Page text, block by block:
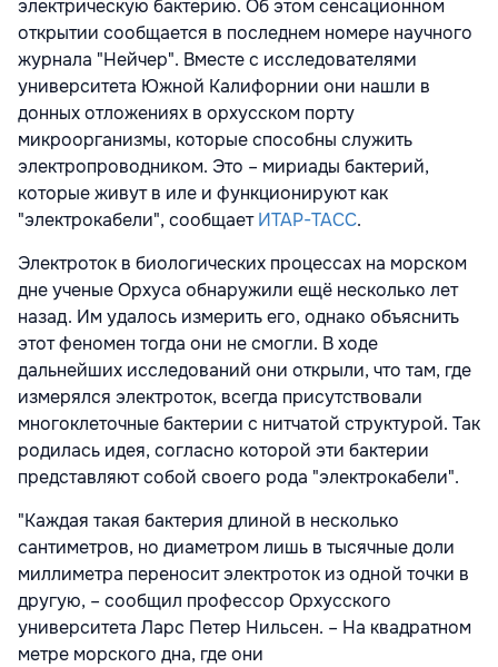
электрическую бактерию. Об этом сенсационном
открытии сообщается в последнем номере научного
журнала "Нейчер". Вместе с исследователями
университета Южной Калифорнии они нашли в
донных отложениях в орхусском порту
микроорганизмы, которые способны служить
электропроводником. Это – мириады бактерий,
которые живут в иле и функционируют как
"электрокабели", сообщаетИТАР-ТАСС.
Электроток в биологических процессах на морском
дне ученые Орхуса обнаружили ещё несколько лет
назад. Им удалось измерить его, однако объяснить
этот феномен тогда они не смогли. В ходе
дальнейших исследований они открыли, что там, где
измерялся электроток, всегда присутствовали
многоклеточные бактерии с нитчатой структурой. Так
родилась идея, согласно которой эти бактерии
представляют собой своего рода "электрокабели".
"Каждая такая бактерия длиной в несколько
сантиметров, но диаметром лишь в тысячные доли
миллиметра переносит электроток из одной точки в
другую, – сообщил профессор Орхусского
университета Ларс Петер Нильсен. – На квадратном
метре морского дна, где они